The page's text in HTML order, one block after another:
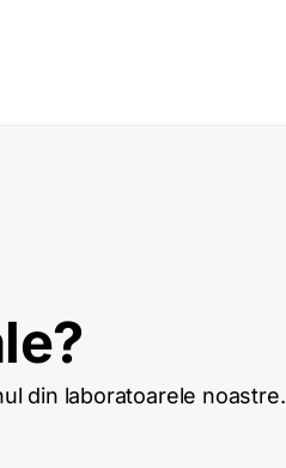
din laboratoarele noastre.